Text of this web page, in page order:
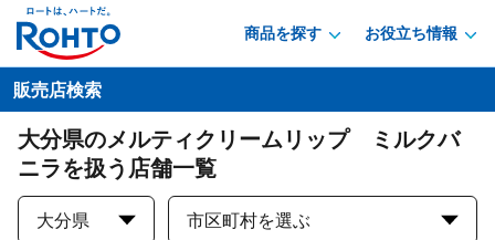
商品を探す お役立ち情報
販売店検索
大分県のメルティクリームリップ ミルクバ
ニラを扱う店舗一覧
大分県 市区町村を選ぶ